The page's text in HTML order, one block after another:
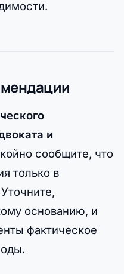
и
сообщите, что
только в
основанию, и
фактическое